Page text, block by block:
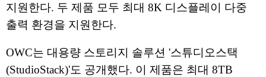
지원한다. 두 제품 모두 최대 8K 디스플레이 다중
출력 환경을 지원한다.
OWC는 대용량 스토리지 솔루션 '스튜디오스택
(StudioStack)'도 공개했다. 이 제품은 최대 8TB